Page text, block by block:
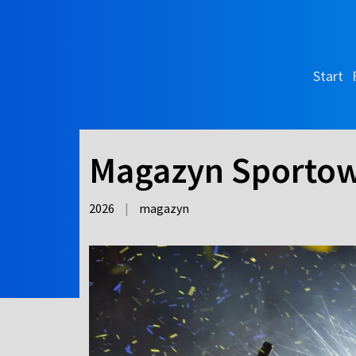
Start
Magazyn
2026 | magazyn